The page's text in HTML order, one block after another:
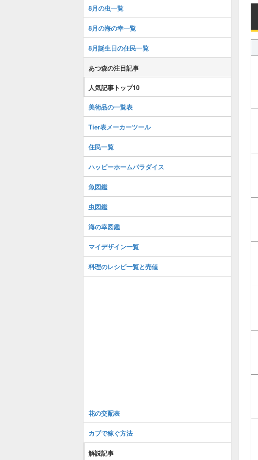
8月の虫一覧
8月の海の幸一覧
8月誕生日の住民一覧
あつ森の注目記事
人気記事トップ10
美術品の一覧表
Tier表メーカーツール
住民一覧
ハッピーホームパラダイス
魚図鑑
虫図鑑
海の幸図鑑
マイデザイン一覧
料理のレシピ一覧と売値
花の交配表
カブで稼ぐ方法
解説記事